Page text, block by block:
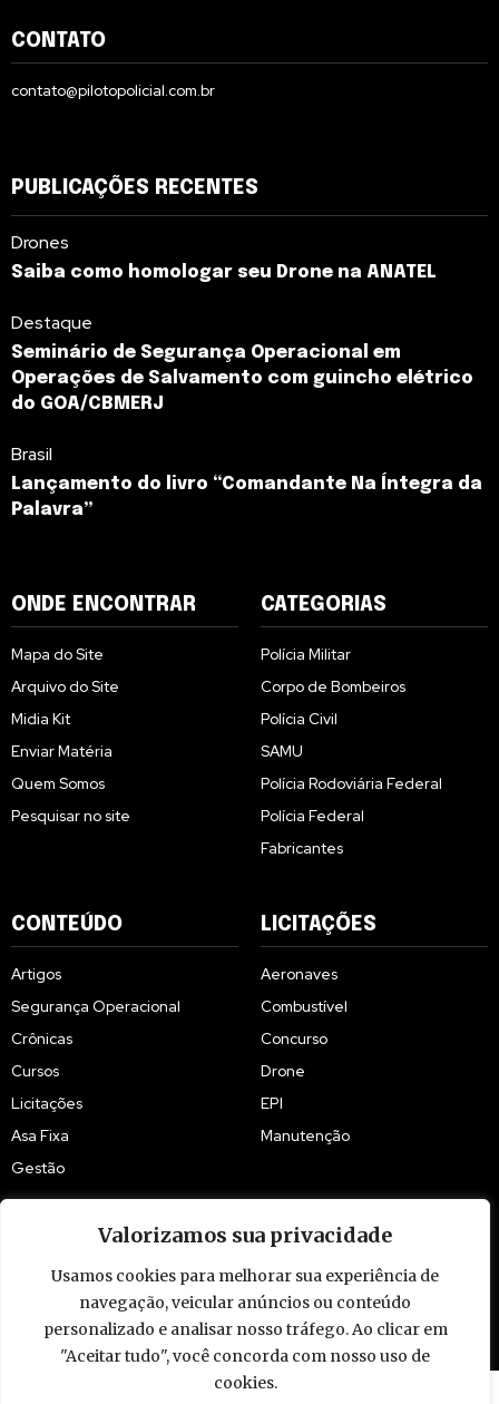
Valorizamos sua privacidade
Usamos cookies para melhorar sua experiência de
navegação, veicular anúncios ou conteúdo
personalizado e analisar nosso tráfego. Ao clicar em
"Aceitar tudo", você concorda com nosso uso de
cookies.
CONTATO
contato@pilotopolicial.com.br
PUBLICAÇÕES RECENTES
Drones
Saiba como homologar seu Drone na ANATEL
Destaque
Seminário de Segurança Operacional em
Operações de Salvamento com guincho elétrico
do GOA/CBMERJ
Brasil
Lançamento do livro “Comandante Na Íntegra da
Palavra”
ONDE ENCONTRAR
Mapa do Site
Arquivo do Site
Midia Kit
Enviar Matéria
Quem Somos
Pesquisar no site
CATEGORIAS
Polícia Militar
Corpo de Bombeiros
Polícia Civil
SAMU
Polícia Rodoviária Federal
Polícia Federal
Fabricantes
CONTEÚDO
Artigos
Segurança Operacional
Crônicas
Cursos
Licitações
Asa Fixa
Gestão
LICITAÇÕES
Aeronaves
Combustível
Concurso
Drone
EPI
Manutenção
© 2009 - 2026 Piloto Policial. Todos os direitos reservados. Brasil.